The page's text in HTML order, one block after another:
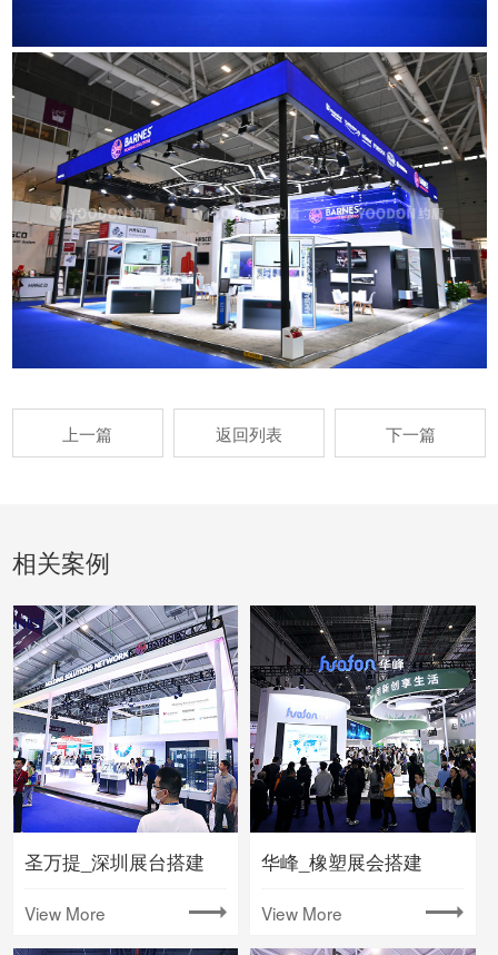
上一篇 返回列表 下一篇
相关案例
圣万提_深圳展台搭建
View More
华峰_橡塑展会搭建
View More